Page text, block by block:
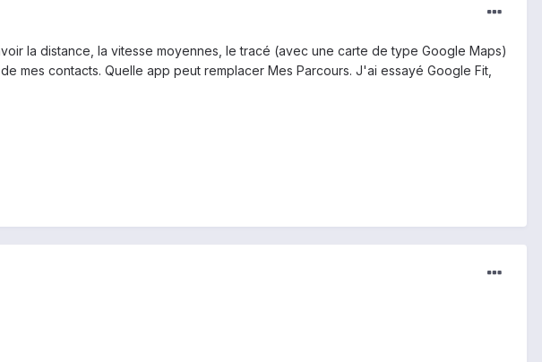
la distance, la vitesse moyennes, le tracé (avec une carte de type Google Maps)
mes contacts. Quelle app peut remplacer Mes Parcours. J'ai essayé Google Fit,